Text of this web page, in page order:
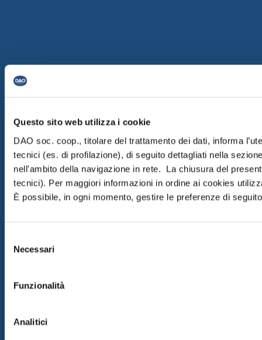
Questo sito web utilizza i cookie
DAO soc. coop., titolare del trattamento dei dati, informa
tecnici (es. di profilazione), di seguito dettagliati nella
nell'ambito della navigazione in rete. La chiusura del
tecnici). Per maggiori informazioni in ordine ai cookies
È possibile, in ogni momento, gestire le preferenze di
delNecessari
Funzionalità
Analitici